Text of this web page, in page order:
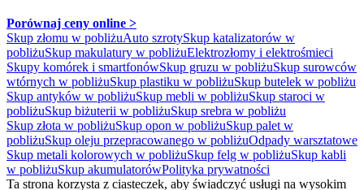
Porównaj ceny online >
Skup złomu w pobliżuAuto szrotySkup katalizatorów w
pobliżuSkup makulatury w pobliżuElektrozłomy i elektrośmieci
Skupy komórek i smartfonówSkup gruzu w pobliżuSkup surowców
wtórnych w pobliżuSkup plastiku w pobliżuSkup butelek w pobliżu
Skup antyków w pobliżuSkup mebli w pobliżuSkup staroci w
pobliżuSkup biżuterii w pobliżuSkup srebra w pobliżu
Skup złota w pobliżuSkup opon w pobliżuSkup palet w
pobliżuSkup oleju przepracowanego w pobliżuOdpady warsztatowe
Skup metali kolorowych w pobliżuSkup felg w pobliżuSkup kabli
w pobliżuSkup akumulatorówPolityka prywatności
Ta strona korzysta z ciasteczek, aby świadczyć usługi na wysokim